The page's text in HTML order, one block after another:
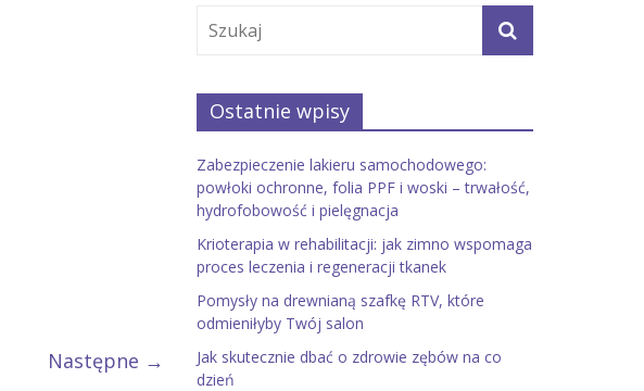
Następne →
Ostatnie wpisy
Zabezpieczenie lakieru samochodowego:
powłoki ochronne, folia PPF i woski – trwałość,
hydrofobowość i pielęgnacja
Krioterapia w rehabilitacji: jak zimno wspomaga
proces leczenia i regeneracji tkanek
Pomysły na drewnianą szafkę RTV, które
odmieniłyby Twój salon
Jak skutecznie dbać o zdrowie zębów na co
dzień